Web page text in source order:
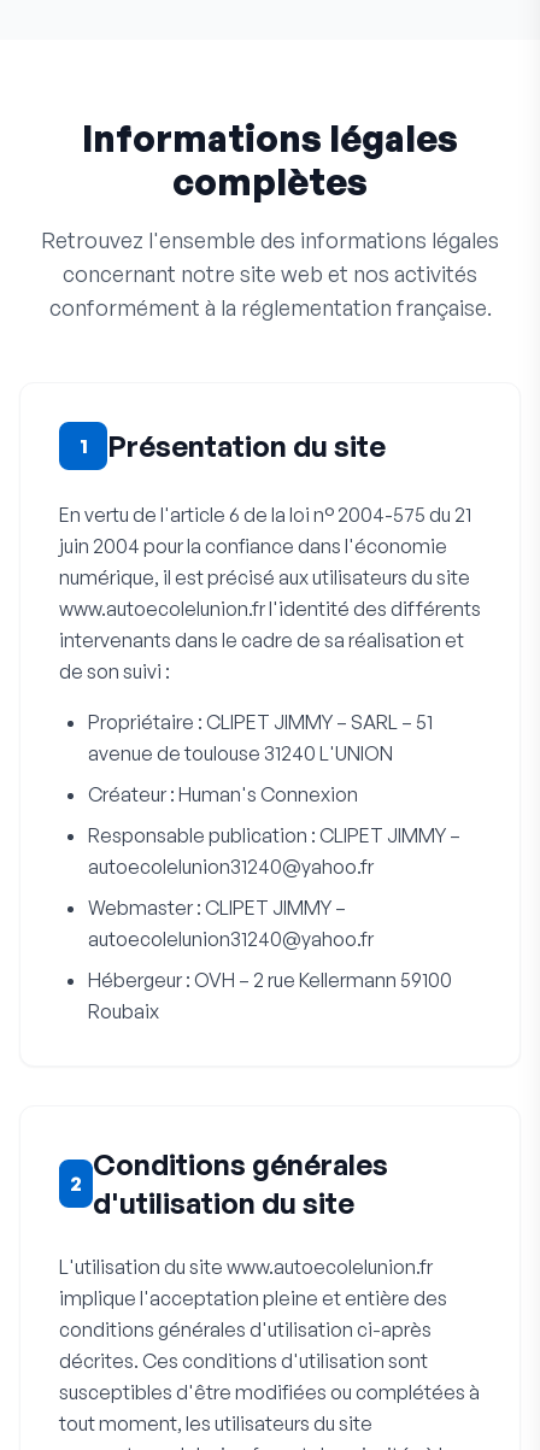
Informations légales
complètes
Retrouvez l'ensemble des informations légales
concernant notre site web et nos activités
conformément à la réglementation française.
1 Présentation du site
En vertu de l'article 6 de la loi n° 2004-575 du 21
juin 2004 pour la confiance dans l'économie
numérique, il est précisé aux utilisateurs du site
www.autoecolelunion.fr l'identité des différents
intervenants dans le cadre de sa réalisation et
de son suivi :
Propriétaire : CLIPET JIMMY – SARL – 51
avenue de toulouse 31240 L'UNION
Créateur : Human's Connexion
Responsable publication : CLIPET JIMMY –
autoecolelunion31240@yahoo.fr
Webmaster : CLIPET JIMMY –
autoecolelunion31240@yahoo.fr
Hébergeur : OVH – 2 rue Kellermann 59100
Roubaix
2
Conditions générales
d'utilisation du site
L'utilisation du site www.autoecolelunion.fr
implique l'acceptation pleine et entière des
conditions générales d'utilisation ci-après
décrites. Ces conditions d'utilisation sont
susceptibles d'être modifiées ou complétées à
tout moment, les utilisateurs du site